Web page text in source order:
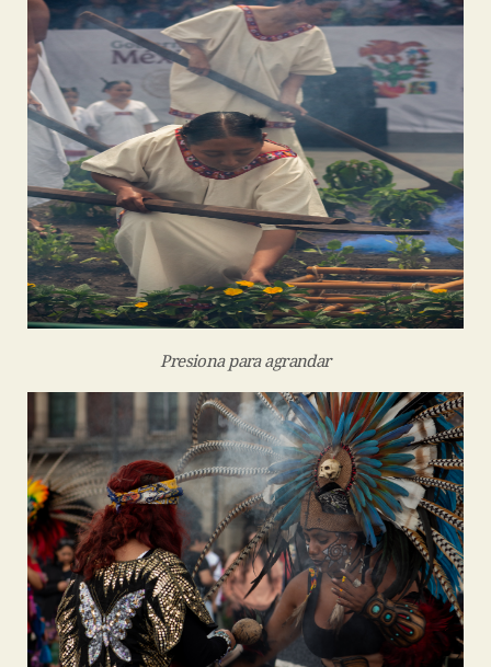
Presiona para agrandar